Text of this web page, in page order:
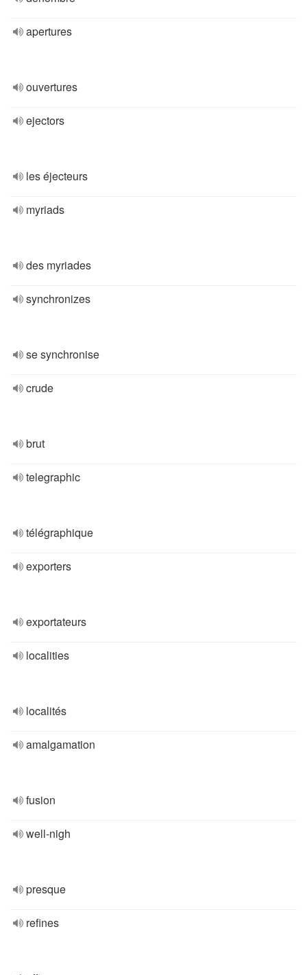
apertures
ouvertures
ejectors
les éjecteurs
myriads
des myriades
synchronizes
se synchronise
crude
brut
telegraphic
télégraphique
exporters
exportateurs
localities
localités
amalgamation
fusion
well-nigh
presque
refines